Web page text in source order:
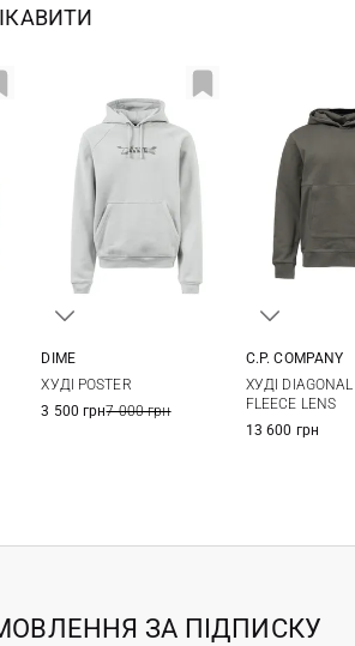
DIME
ХУДІ POSTER
3 500 грн7 000 грн
XXL
C.P. COMPANY
ХУДІ
FLEECE LENS
13 600 грн
ЗА ПІДПИСКУ